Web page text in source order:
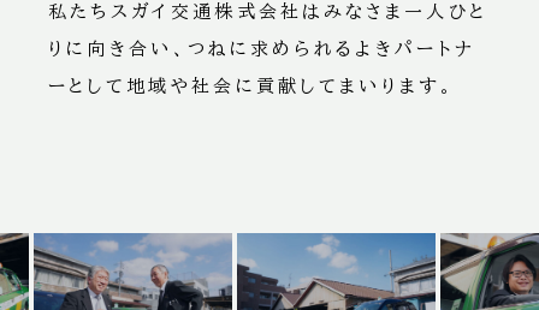
私たちスガイ交通株式会社はみなさま一人ひと
りに向き合い、つねに求められるよきパートナ
ーとして地域や社会に貢献してまいります。